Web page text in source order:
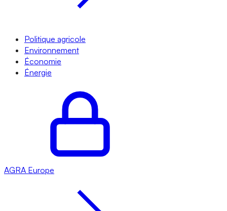
Politique agricole
Environnement
Économie
Énergie
AGRA Europe